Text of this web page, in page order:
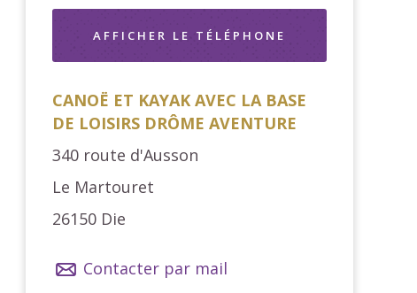
AFFICHER LE TÉLÉPHONE
CANOË ET KAYAK AVEC LA BASE
DE LOISIRS DRÔME AVENTURE
340 route d'Ausson
Le Martouret
26150 Die
Contacter par mail